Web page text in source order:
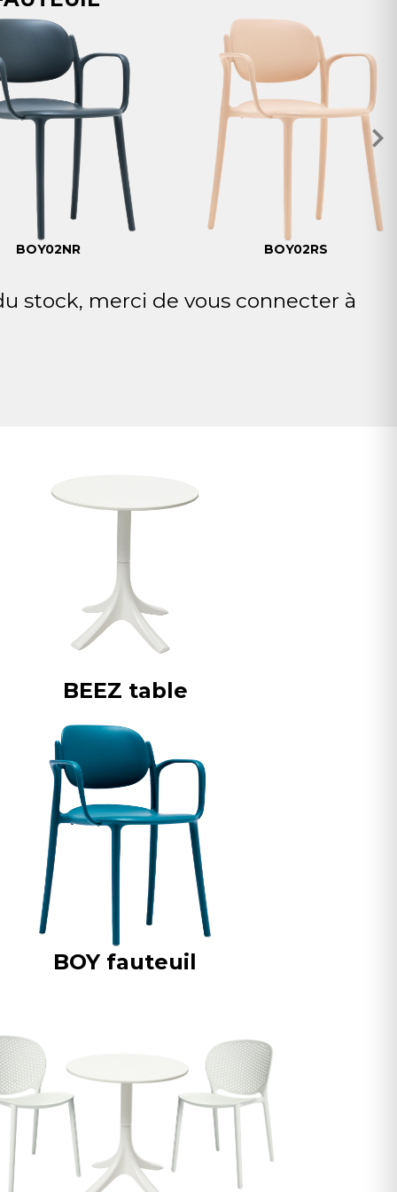
BOY02NR BOY02RS
stock, merci de vous connecter à
BEEZ table
BOY fauteuil